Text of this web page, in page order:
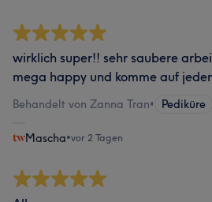
wirklich super!! sehr saubere
mega happy und komme auf
Behandelt von Zanna Tran• Pediküre
Mascha•vor 2 Tagen